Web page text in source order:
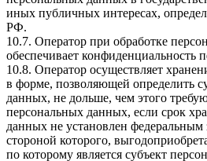
иных публичных интересах,
РФ.
10.7. Оператор при обработке
обеспечивает конфиденциальность
10.8. Оператор осуществляет
в форме, позволяющей определить
данных, не дольше, чем этого
персональных данных, если срок
данных не установлен федеральным
стороной которого,
по которому является субъект